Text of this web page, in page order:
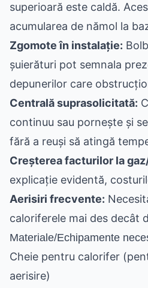
superioară este caldă.
acumularea de nămol la
Zgomote în instalație:
șuierături pot semnala
depunerilor care
Centrală suprasolicitată:
continuu sau pornește și
fără a reuși să atingă
Creșterea facturilor la
explicație evidentă,
Aerisiri frecvente:
caloriferele mai des decât
Materiale/Echipamente
Cheie pentru calorifer
aerisire)